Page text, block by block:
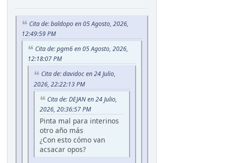
Cita de: baldopo en 05 Agosto, 2026,
12:49:59 PM
Cita de: pgm6 en 05 Agosto, 2026,
12:18:07 PM
Cita de: davidoc en 24 Julio,
2026, 22:22:13 PM
Cita de: DEJAN en 24 Julio,
2026, 20:36:57 PM
Pinta mal para interinos
otro año más
¿Con esto cómo van
acsacar opos?